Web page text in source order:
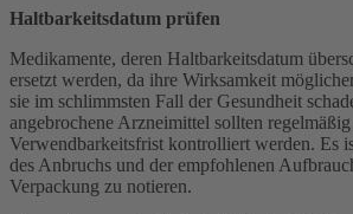
Haltbarkeitsdatum prüfen
Medikamente, deren Haltbarkeitsdatum
ersetzt werden, da ihre Wirksamkeit
sie im schlimmsten Fall der Gesundheit
angebrochene Arzneimittel sollten
Verwendbarkeitsfrist kontrolliert werden. Es
des Anbruchs und der empfohlenen
Verpackung zu notieren.